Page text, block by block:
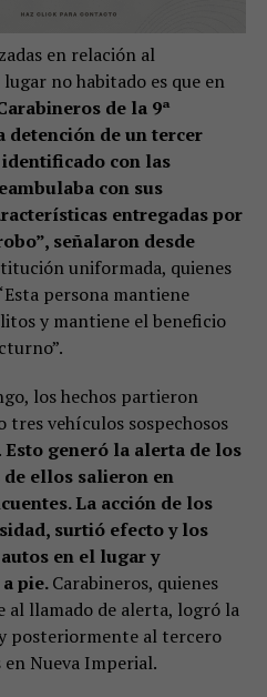
en relación al
no habitado es que en
de la 9ª
detención de un tercer
con las
con sus
entregadas por
señalaron desde
uniformada, quienes
persona mantiene
y mantiene el beneficio
los hechos partieron
tres vehículos sospechosos
Esto generó la alerta de los
ellos salieron en
La acción de los
surtió efecto y los
en el lugar y
pie.Carabineros, quienes
al llamado de alerta, logró la
posteriormente al tercero
Nueva Imperial.